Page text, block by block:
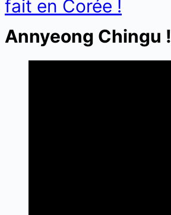
fait en Corée !
Annyeong Chingu !